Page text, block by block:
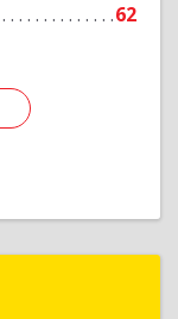
62
Подробнее